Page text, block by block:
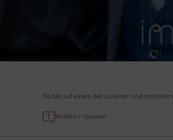
Du bist auf einem Bild zu sehen und möchtest
Melden / Löschen